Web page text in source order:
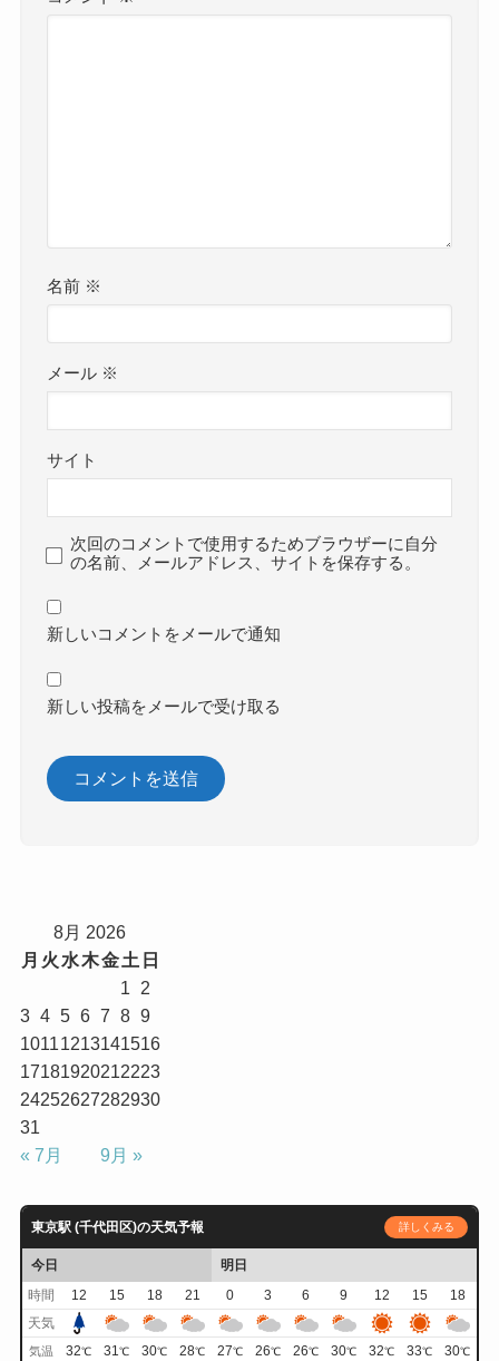
名前 ※
メール ※
サイト
次回のコメントで使用するためブラウザーに自分
の名前、メールアドレス、サイトを保存する。
新しいコメントをメールで通知
新しい投稿をメールで受け取る
8月 2026
月 火 水木金土 日
1
2
3 4 5 6 7 8 9
10111213141516
17181920212223
24252627282930
31
« 7月
9月 »
東京駅 (千代田区)の天気予報 詳しくみる
今日
明日
時間
12 15 18 21 0 3 6 9 12 15
18
天気
気温 32℃ 31℃ 30℃ 28℃ 27℃ 26℃ 26℃ 30℃ 32℃ 33℃ 30℃